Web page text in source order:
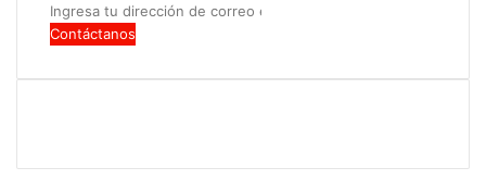
ó
x
c
Ingresa
tu
de